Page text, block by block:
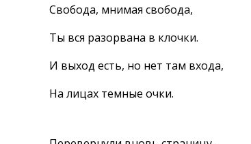
Свобода, мнимая свобода,
Ты вся разорвана в клочки.
И выход есть, но нет там входа,
На лицах темные очки.